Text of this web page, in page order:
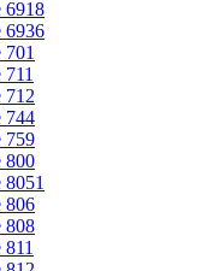
6918
6936
712
744
759
800
806
808